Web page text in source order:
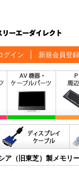
グイン 新規会員登録
ア（旧東芝）製メモリ